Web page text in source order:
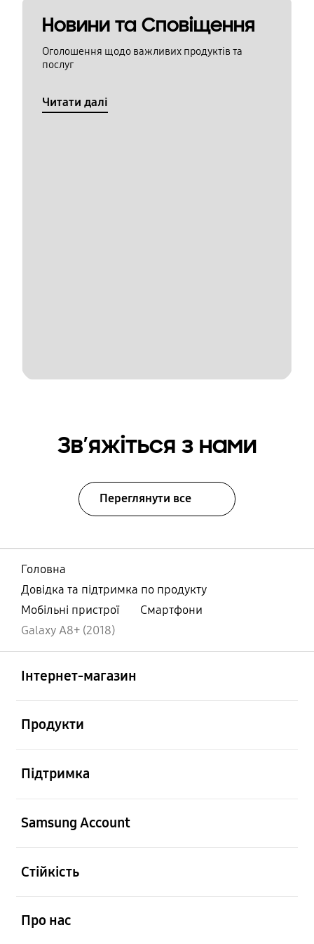
Новини та Сповіщення
Оголошення щодо важливих продуктів та
послуг
Читати далі
Зв’яжіться з нами
Переглянути все
Головна
Довідка та підтримка по продукту
Мобільні пристрої
Смартфони
Galaxy A8+ (2018)
Інтернет-магазин
Продукти
Підтримка
Samsung Account
Стійкість
Про нас